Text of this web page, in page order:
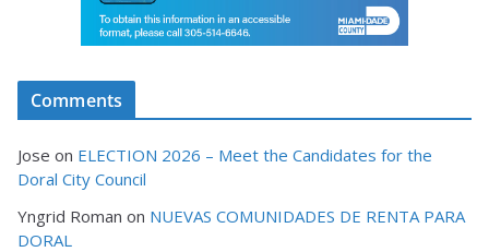
Comments
Jose on ELECTION 2026 – Meet the Candidates for the
Doral City Council
Yngrid Roman on NUEVAS COMUNIDADES DE RENTA PARA
DORAL